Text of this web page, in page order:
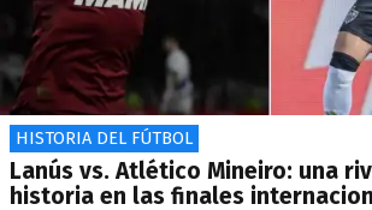
HISTORIA DEL FÚTBOL
Lanús vs. Atlético Mineiro: una
historia en las finales